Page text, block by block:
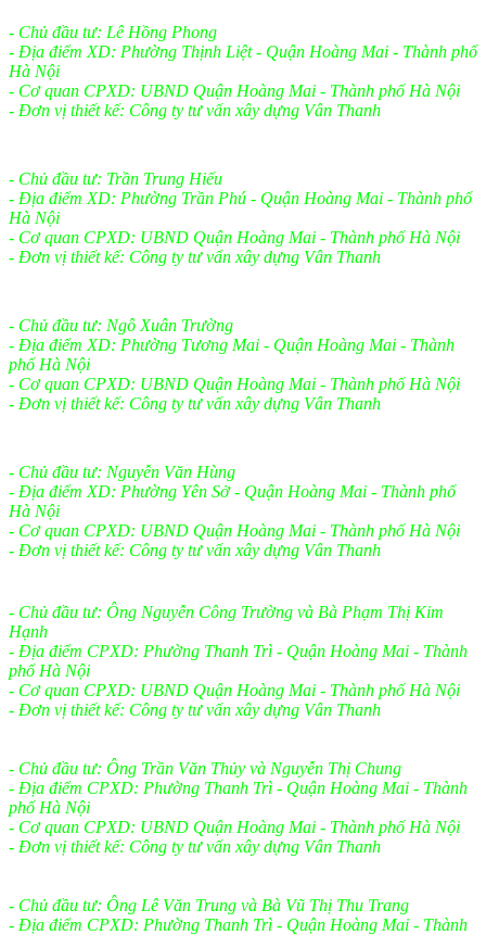
- Chủ đầu tư: Lê Hồng Phong
- Địa điểm XD: Phường Thịnh Liệt - Quận Hoàng Mai - Thành phố
Hà Nội
- Cơ quan CPXD: UBND Quận Hoàng Mai - Thành phố Hà Nội
- Đơn vị thiết kế: Công ty tư vấn xây dựng Vân Thanh
- Chủ đầu tư: Trần Trung Hiếu
- Địa điểm XD: Phường Trần Phú - Quận Hoàng Mai - Thành phố
Hà Nội
- Cơ quan CPXD: UBND Quận Hoàng Mai - Thành phố Hà Nội
- Đơn vị thiết kế: Công ty tư vấn xây dựng Vân Thanh
- Chủ đầu tư: Ngô Xuân Trường
- Địa điểm XD: Phường Tương Mai - Quận Hoàng Mai - Thành
phố Hà Nội
- Cơ quan CPXD: UBND Quận Hoàng Mai - Thành phố Hà Nội
- Đơn vị thiết kế: Công ty tư vấn xây dựng Vân Thanh
- Chủ đầu tư: Nguyễn Văn Hùng
- Địa điểm XD: Phường Yên Sở - Quận Hoàng Mai - Thành phố
Hà Nội
- Cơ quan CPXD: UBND Quận Hoàng Mai - Thành phố Hà Nội
- Đơn vị thiết kế: Công ty tư vấn xây dựng Vân Thanh
- Chủ đầu tư: Ông Nguyễn Công Trường và Bà Phạm Thị Kim
Hạnh
- Địa điểm CPXD: Phường Thanh Trì - Quận Hoàng Mai - Thành
phố Hà Nội
- Cơ quan CPXD: UBND Quận Hoàng Mai - Thành phố Hà Nội
- Đơn vị thiết kế: Công ty tư vấn xây dựng Vân Thanh
- Chủ đầu tư: Ông Trần Văn Thủy và Nguyễn Thị Chung
- Địa điểm CPXD: Phường Thanh Trì - Quận Hoàng Mai - Thành
phố Hà Nội
- Cơ quan CPXD: UBND Quận Hoàng Mai - Thành phố Hà Nội
- Đơn vị thiết kế: Công ty tư vấn xây dựng Vân Thanh
- Chủ đầu tư: Ông Lê Văn Trung và Bà Vũ Thị Thu Trang
- Địa điểm CPXD: Phường Thanh Trì - Quận Hoàng Mai - Thành